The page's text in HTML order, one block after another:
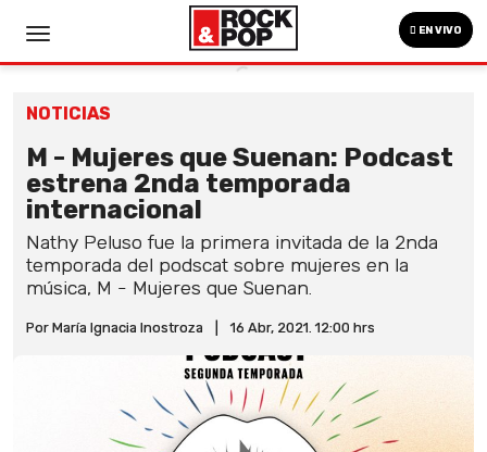
EN VIVO
NOTICIAS
M - Mujeres que Suenan: Podcast
estrena 2nda temporada
internacional
Nathy Peluso fue la primera invitada de la 2nda
temporada del podscat sobre mujeres en la
música, M - Mujeres que Suenan.
Por María Ignacia Inostroza 16 Abr, 2021. 12:00 hrs